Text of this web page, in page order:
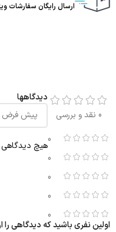
ارسال رایگان سفارشات
0 نقد و بررسی
0
0
0
0
0
دیدگاهها
هیچ
اولین نفری باشید که دیدگاهی